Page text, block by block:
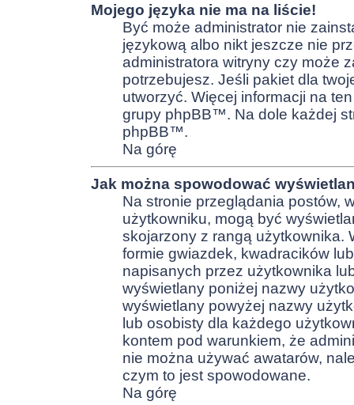
Mojego języka nie ma na liście!
Być może administrator nie
językową albo nikt jeszcze nie
administratora witryny czy może
potrzebujesz. Jeśli pakiet dla
utworzyć. Więcej informacji na
grupy phpBB™. Na dole każdej
phpBB™.
Na górę
Jak można spowodować
Na stronie przeglądania postów,
użytkowniku, mogą być
skojarzony z rangą użytkownika.
formie gwiazdek, kwadracików
napisanych przez użytkownika
wyświetlany poniżej nazwy
wyświetlany powyżej nazwy
lub osobisty dla każdego
kontem pod warunkiem, że
nie można używać awatarów,
czym to jest spowodowane.
Na górę